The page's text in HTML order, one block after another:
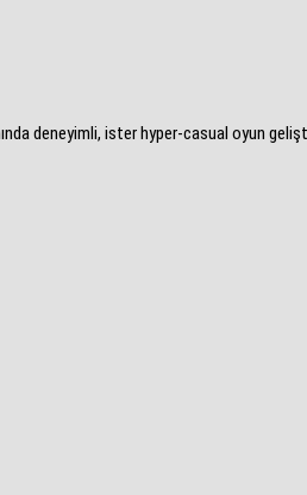
deneyimli, ister hyper-casual oyun